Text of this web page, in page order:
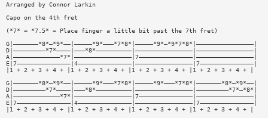
Arranged by Connor Larkin
Capo on the 4th fret
(*7* = *7.5* = Place finger a little bit past the 7th fret)
G|———————*8*—*9*——|—————*9*———*7*8*|—————*9*—*9*7*8*|————————————————|
D|—————————*7*————|———*8*——————————|————————————————|————————————————|
A|—————————————*7*|————————————————|7———————————————|————————————————|
E|7———————————————|4———————————————|————————————————|7———————————————|
|1 + 2 + 3 + 4 + |1 + 2 + 3 + 4 + |1 + 2 + 3 + 4 + |1 + 2 + 3 + 4 + |
G|———————*8*—*9*——|—————*9*———*7*8*|—————*9*———*7*8*|———————*8*—*9*——|
D|—————————*7*————|———*8*——————————|————————————————|—————————*7*—*8*|
A|—————————————*7*|————————————————|7———————————————|————————————————|
E|7———————————————|4———————————————|————————————————|7———————————————|
|1 + 2 + 3 + 4 + |1 + 2 + 3 + 4 + |1 + 2 + 3 + 4 + |1 + 2 + 3 + 4 + |